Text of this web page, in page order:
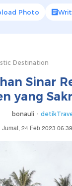
Photo
Destination
Sinar
yang
bonauli -
Jumat, 24 Feb 2023